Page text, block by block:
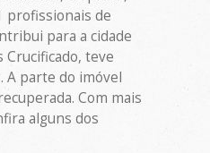
profissionais de
para a cidade
Crucificado, teve
A parte do imóvel
Com mais
alguns dos